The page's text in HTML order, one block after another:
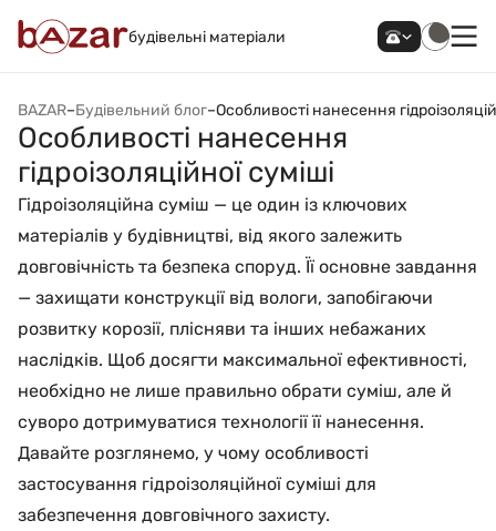
будівельні матеріали
BAZAR–Будівельний блог–Особливості нанесення
Особливості нанесення
гідроізоляційної суміші
Гідроізоляційна суміш — це один із ключових
матеріалів у будівництві, від якого залежить
довговічність та безпека споруд. Її основне завдання
— захищати конструкції від вологи, запобігаючи
розвитку корозії, плісняви та інших небажаних
наслідків. Щоб досягти максимальної ефективності,
необхідно не лише правильно обрати суміш, але й
суворо дотримуватися технології її нанесення.
Давайте розглянемо, у чому особливості
застосування гідроізоляційної суміші для
забезпечення довговічного захисту.